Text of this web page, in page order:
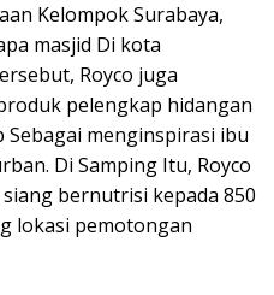
Kelompok Surabaya,
masjid Di kota
Royco juga
pelengkap hidangan
menginspirasi ibu
Di Samping Itu, Royco
bernutrisi kepada 850
lokasi pemotongan